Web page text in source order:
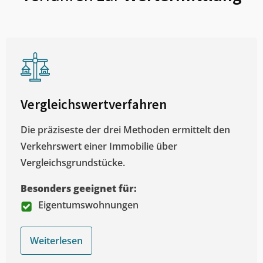
Vergleichswertverfahren
Die präziseste der drei Methoden ermittelt den
Verkehrswert einer Immobilie über
Vergleichsgrundstücke.
Besonders geeignet für:
Eigentumswohnungen
Weiterlesen